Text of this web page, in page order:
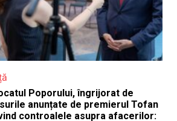
Poporului, îngrijorat de
anunțate de premierul Tofan
controalele asupra afacerilor: